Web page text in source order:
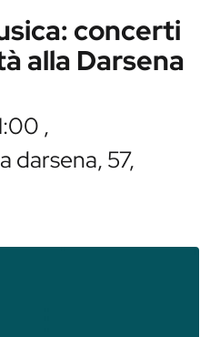
concerti
alla Darsena
,
darsena, 57,